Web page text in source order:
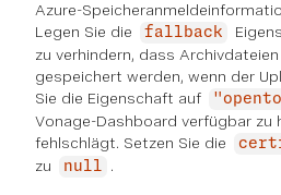
Azure-
Legen Sie die
fallback
zu verhindern, dass
gespeichert werden, wenn der
Sie die Eigenschaft auf
Vonage-Dashboard verfügbar zu
fehlschlägt. Setzen Sie die
zu
null .